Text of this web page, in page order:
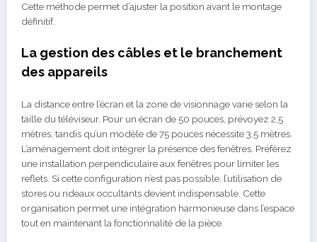
Cette méthode permet d’ajuster la position avant le montage
définitif.
La gestion des câbles et le branchement
des appareils
La distance entre l’écran et la zone de visionnage varie selon la
taille du téléviseur. Pour un écran de 50 pouces, prévoyez 2,5
mètres, tandis qu’un modèle de 75 pouces nécessite 3,5 mètres.
L’aménagement doit intégrer la présence des fenêtres. Préférez
une installation perpendiculaire aux fenêtres pour limiter les
reflets. Si cette configuration n’est pas possible, l’utilisation de
stores ou rideaux occultants devient indispensable. Cette
organisation permet une intégration harmonieuse dans l’espace
tout en maintenant la fonctionnalité de la pièce.